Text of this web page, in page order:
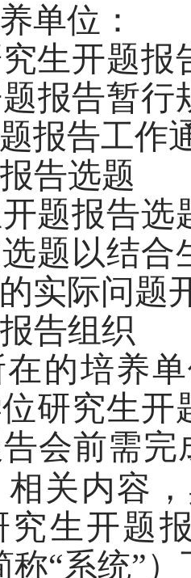
单位：
生开题
题报告暂
报告工作
告选题
题报告选
题以结
实际问题
告组织
的培养
研究生开
会前需
关内容
究生开题
称“系统”